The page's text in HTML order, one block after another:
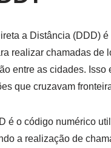
a Distância (DDD)
realizar chamadas de
entre as cidades.
que cruzavam
é o código numérico
a realização de